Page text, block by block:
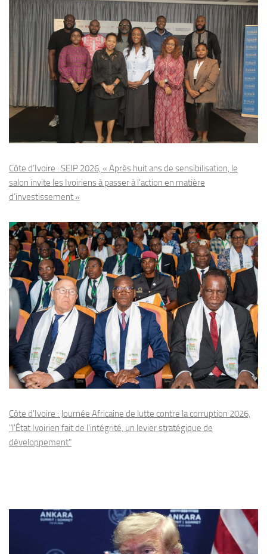
Côte d’Ivoire : SEIP 2026, « Après huit ans de sensibilisation, le
salon invite les Ivoiriens à passer à l’action en matière
d’investissement »
Côte d'Ivoire : Journée Africaine de lutte contre la corruption 2026,
"l'État Ivoirien fait de l'intégrité, un levier stratégique de
développement"